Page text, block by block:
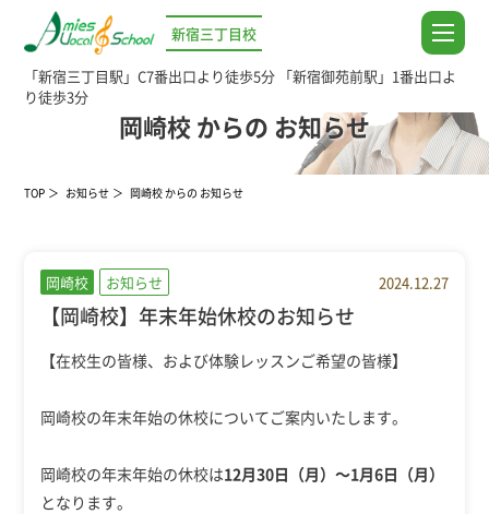
新宿三丁目校
「新宿三丁目駅」C7番出口より徒歩5分 「新宿御苑前駅」1番出口よ
り徒歩3分
岡崎校 からの お知らせ
TOP お知らせ 岡崎校 からの お知らせ
岡崎校 お知らせ 2024.12.27
【岡崎校】年末年始休校のお知らせ
【在校生の皆様、および体験レッスンご希望の皆様】
岡崎校の年末年始の休校についてご案内いたします。
岡崎校の年末年始の休校は12月30日（月）～1月6日（月）
となります。